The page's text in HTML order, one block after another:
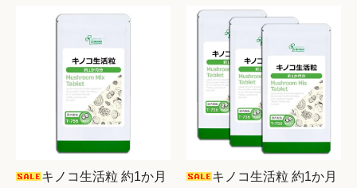
キノコ生活粒 約1か月
キノコ生活粒 約1か月